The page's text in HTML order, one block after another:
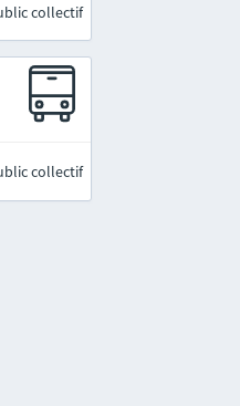
collectif
collectif